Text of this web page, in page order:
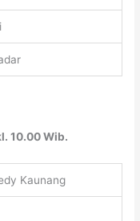
10.00 Wib.
Kaunang